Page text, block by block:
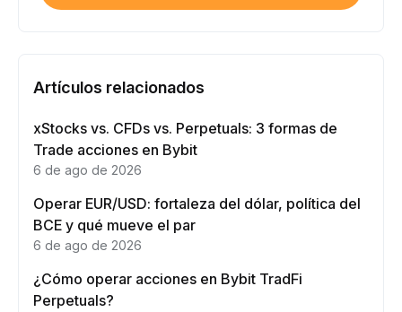
Artículos relacionados
xStocks vs. CFDs vs. Perpetuals: 3 formas de
Trade acciones en Bybit
6 de ago de 2026
Operar EUR/USD: fortaleza del dólar, política del
BCE y qué mueve el par
6 de ago de 2026
¿Cómo operar acciones en Bybit TradFi
Perpetuals?